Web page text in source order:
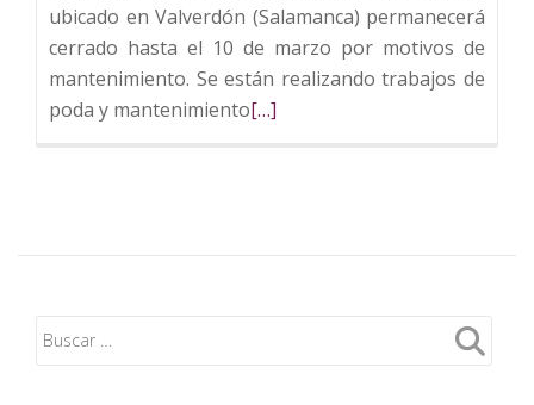
ubicado en Valverdón (Salamanca) permanecerá
cerrado hasta el 10 de marzo por motivos de
mantenimiento. Se están realizando trabajos de
poda y mantenimientoLeer
de
abrirá
[…]